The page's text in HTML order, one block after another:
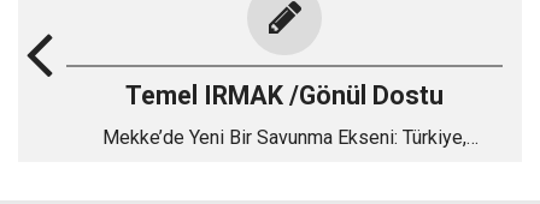
Temel IRMAK /Gönül Dostu
Mekke’de Yeni Bir Savunma Ekseni: Türkiye,